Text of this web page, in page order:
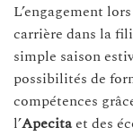
L’engagement
carrière dans la
simple saison
possibilités de
compétences
l’Apecitaet des